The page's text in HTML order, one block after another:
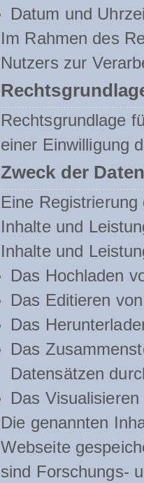
Datum und
Im Rahmen des
Nutzers zur
Rechtsgrundlage
einer Einwilligung
Zweck der
Eine
Inhalte und
Inhalte und
Das Hochladen
Das Editieren
Das
Das
Datensätzen
Das
Die genannten
Webseite
sind Forschungs-